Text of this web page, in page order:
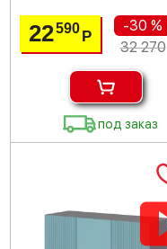
22590Р
-30 %
32 270
под заказ